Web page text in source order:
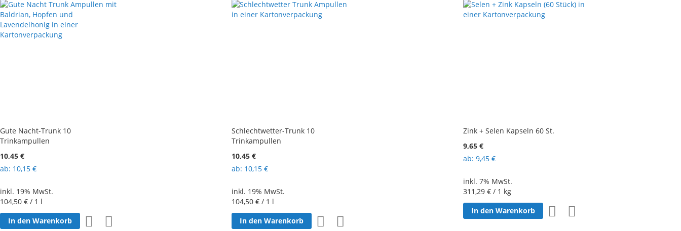
hinzufügenhinzufügen
hinzufügenhinzufügen
Gute Nacht-Trunk 10
Trinkampullen
10,45 €
ab 10,15 €
inkl. 19% MwSt.
104,50 € / 1 l
In den Warenkorb
Schlechtwetter-Trunk 10
Trinkampullen
10,45 €
ab 10,15 €
inkl. 19% MwSt.
104,50 €/ 1 l
In den Warenkorb
Zink + Selen Kapseln 60 St.
9,65 €
ab 9,45 €
inkl. 7% MwSt.
311,29 €/ 1 kg
In den Warenkorb